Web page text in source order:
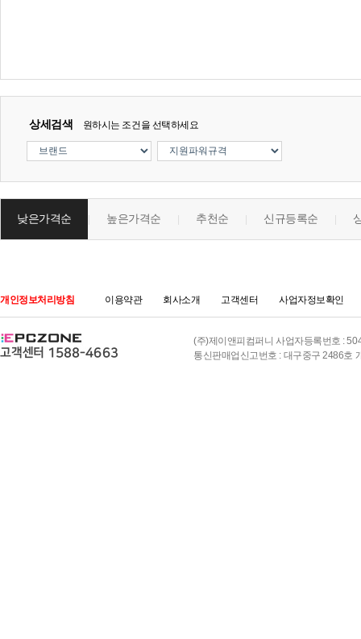
상세검색 원하시는 조건을 선택하세요
낮은가격순 높은가격순 추천순 신규등록순
개인정보처리방침 이용약관 회사소개 고객센터 사업자정보확인
(주)제이앤피컴퍼니 사업자등록번호 :
통신판매업신고번호 : 대구중구 2486호